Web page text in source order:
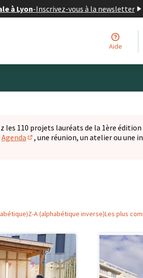
à Lyon-Inscrivez-vous à la newsletter
Aide
les 110 projets lauréats de la 1ère
Agenda
(S'ouvre dans un nouvel onglet)
, une réunion, un atelier ou
Z-A (alphabétique inverse)Les plus